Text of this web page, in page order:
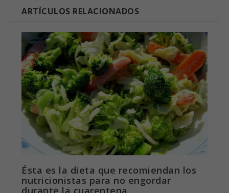
ARTÍCULOS RELACIONADOS
Ésta es la dieta que recomiendan los
nutricionistas para no engordar
durante la cuarentena